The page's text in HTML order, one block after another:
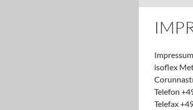
Impressum
isoflex
Telefon
Telefax